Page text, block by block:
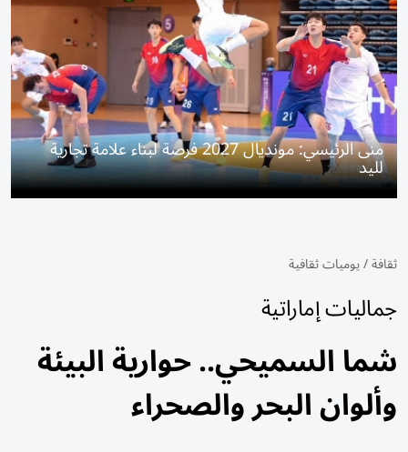
منى الرئيسي: مونديال 2027 فرصة لبناء علامة تجارية
لليد
ثقافة/يوميات ثقافية
جماليات إماراتية
شما السميحي.. حوارية البيئة
وألوان البحر والصحراء